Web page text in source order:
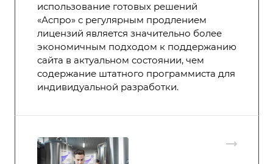
использование готовых решений
«Аспро» с регулярным продлением
лицензий является значительно более
экономичным подходом к поддержанию
сайта в актуальном состоянии, чем
содержание штатного программиста для
индивидуальной разработки.